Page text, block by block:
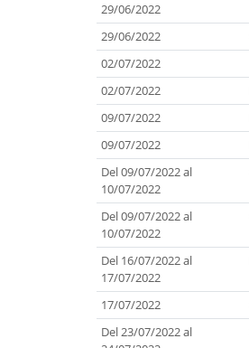
29/06/2022
29/06/2022
02/07/2022
02/07/2022
09/07/2022
09/07/2022
Del 09/07/2022 al
10/07/2022
Del 09/07/2022 al
10/07/2022
Del 16/07/2022 al
17/07/2022
17/07/2022
Del 23/07/2022 al